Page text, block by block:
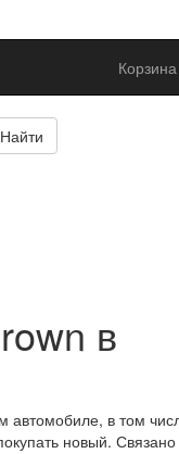
Корзина
Найти
в
автомобиле, в том
новый.